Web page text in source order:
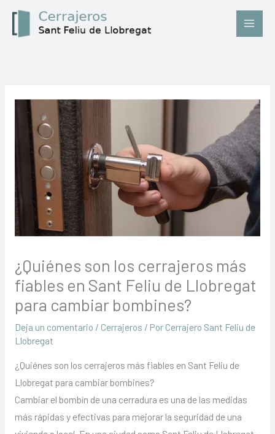
¿Quiénes son los cerrajeros más
fiables en Sant Feliu de Llobregat
para cambiar bombines?
Deja un comentario / Cerrajeros / Por Cerrajero Sant Feliu de
Llobregat
¿Quiénes son los cerrajeros más fiables en Sant Feliu de
Llobregat para cambiar bombines?
Cambiar el bombín de una cerradura es una de las medidas
más rápidas y efectivas para mejorar la seguridad de una